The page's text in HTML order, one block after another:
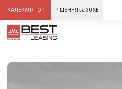
КАЛЬКУЛЯТОР РІШЕННЯ за 30 ХВ